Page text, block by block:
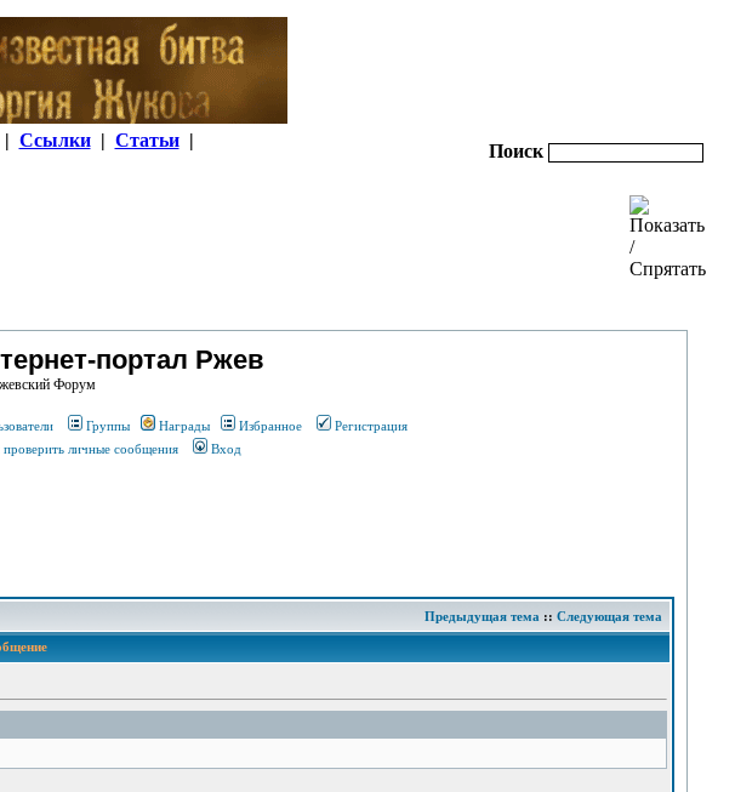
| Ссылки | Статьи |
Поиск
портал Ржев
Форум
Группы Награды Избранное
Регистрация
личные сообщения Вход
Предыдущая тема :: Следующая тема